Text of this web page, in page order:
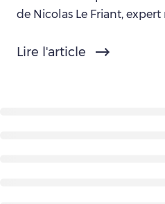
de Nicolas Le Friant,
Lire l'article